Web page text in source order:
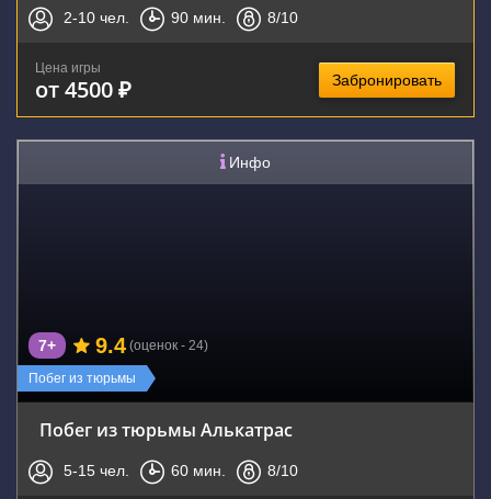
2-10 чел. 90 мин. 8/10
Цена игры
от 4500 ₽ Забронировать
Инфо
Побег из тюрьмы
7+ 9.4 (оценок - 24)
Побег из тюрьмы Алькатрас
5-15 чел. 60 мин. 8/10